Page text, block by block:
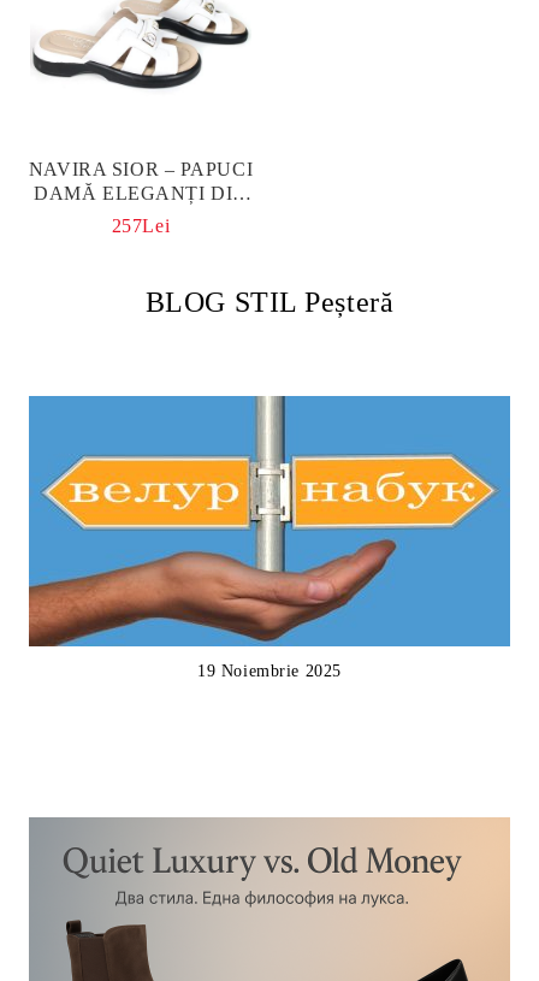
NAVIRA SIOR – PAPUCI
DAMĂ ELEGANȚI DIN
PIELE NATURALĂ ALBĂ
257Lei
BLOG STIL Peșteră
19 Noiembrie 2025